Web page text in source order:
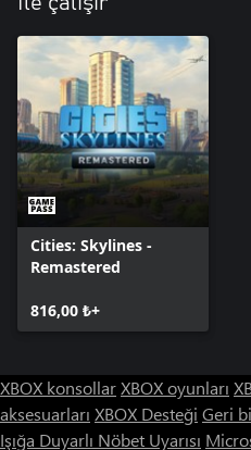
Cities: Skylines -
Remastered
816,00 ₺+
XBOX konsollarXBOX oyunları
aksesuarları XBOX Desteği Geri
Işığa Duyarlı Nöbet Uyarısı